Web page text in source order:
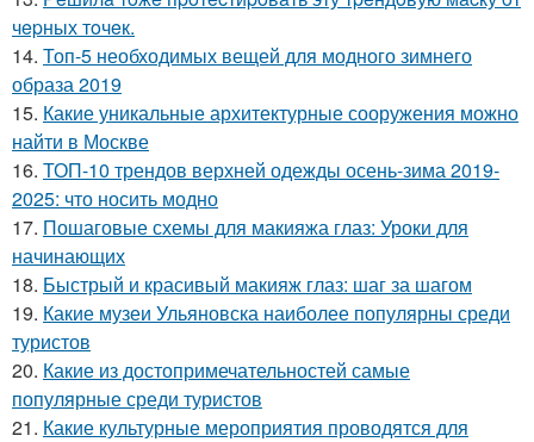
чepных тoчeк.
14. Топ-5 необходимых вещей для модного зимнего
образа 2019
15. Какие уникальные архитектурные сооружения можно
найти в Москве
16. ТОП-10 трендов верхней одежды осень-зима 2019-
2025: что носить модно
17. Пошаговые схемы для макияжа глаз: Уроки для
начинающих
18. Быстрый и красивый макияж глаз: шаг за шагом
19. Какие музеи Ульяновска наиболее популярны среди
туристов
20. Какие из достопримечательностей самые
популярные среди туристов
21. Какие культурные мероприятия проводятся для